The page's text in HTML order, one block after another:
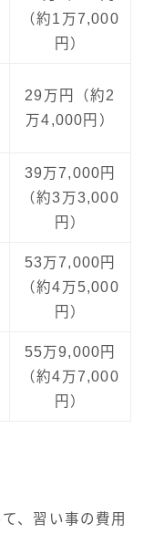
（約1万7,000
円）
29万円（約2
万4,000円）
39万7,000円
（約3万3,000
円）
53万7,000円
（約4万5,000
円）
55万9,000円
（約4万7,000
円）
、習い事の費用